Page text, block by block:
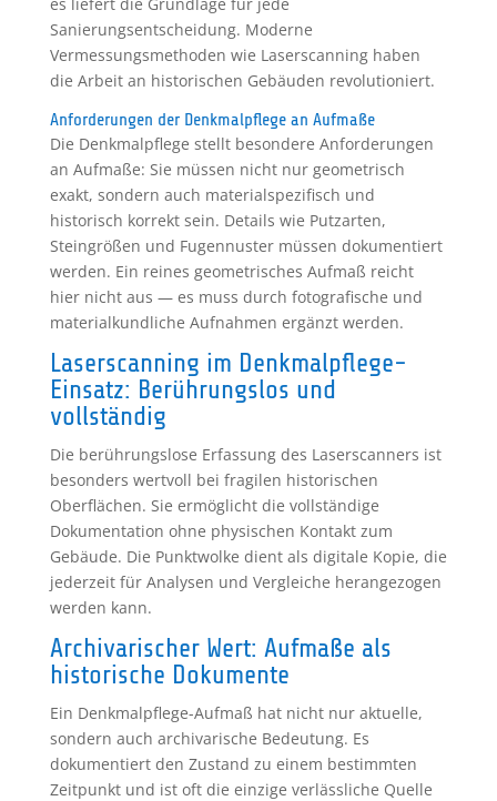
Sanierungsentscheidung. Moderne
Vermessungsmethoden wie Laserscanning haben
die Arbeit an historischen Gebäuden revolutioniert.
Anforderungen der Denkmalpflege an Aufmaße
Die Denkmalpflege stellt besondere Anforderungen
an Aufmaße: Sie müssen nicht nur geometrisch
exakt, sondern auch materialspezifisch und
historisch korrekt sein. Details wie Putzarten,
Steingrößen und Fugennuster müssen dokumentiert
werden. Ein reines geometrisches Aufmaß reicht
hier nicht aus — es muss durch fotografische und
materialkundliche Aufnahmen ergänzt werden.
Laserscanning im Denkmalpflege-
Einsatz: Berührungslos und
vollständig
Die berührungslose Erfassung des Laserscanners ist
besonders wertvoll bei fragilen historischen
Oberflächen. Sie ermöglicht die vollständige
Dokumentation ohne physischen Kontakt zum
Gebäude. Die Punktwolke dient als digitale Kopie, die
jederzeit für Analysen und Vergleiche herangezogen
werden kann.
Archivarischer Wert: Aufmaße als
historische Dokumente
Ein Denkmalpflege-Aufmaß hat nicht nur aktuelle,
sondern auch archivarische Bedeutung. Es
dokumentiert den Zustand zu einem bestimmten
Zeitpunkt und ist oft die einzige verlässliche Quelle